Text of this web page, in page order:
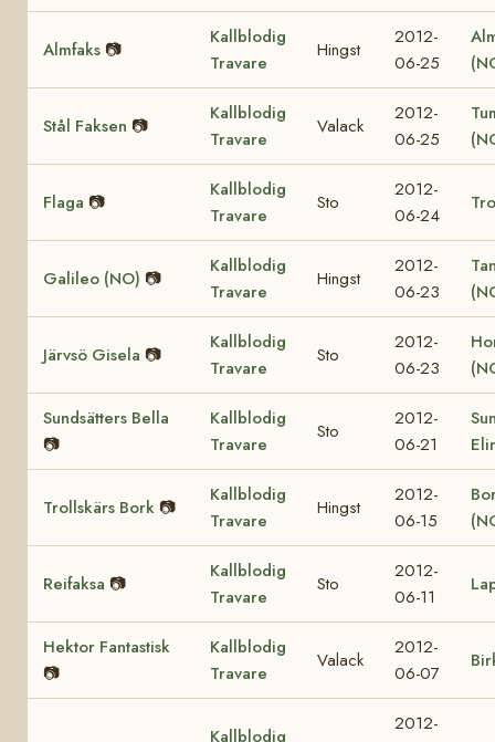
Almfaks 📷
Kallblodig
Travare
Hingst
2012-
06-25
Stål Faksen 📷
Kallblodig
Travare
Valack
2012-
06-25
Flaga 📷
Kallblodig
Travare
Sto
2012-
06-24
Galileo (NO) 📷
Kallblodig
Travare
Hingst
2012-
06-23
Järvsö Gisela 📷
Kallblodig
Travare
Sto
2012-
06-23
Sundsätters Bella
📷
Kallblodig
Travare
Sto
2012-
06-21
Trollskärs Bork 📷
Kallblodig
Travare
Hingst
2012-
06-15
Reifaksa 📷
Kallblodig
Travare
Sto
2012-
06-11
Hektor Fantastisk
📷
Kallblodig
Travare
Valack
2012-
06-07
Kallblodig
2012-